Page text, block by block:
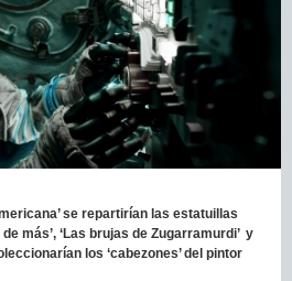
se repartirían las estatuillas
más’, ‘Las brujas de Zugarramurdi’ y
los ‘cabezones’ del pintor